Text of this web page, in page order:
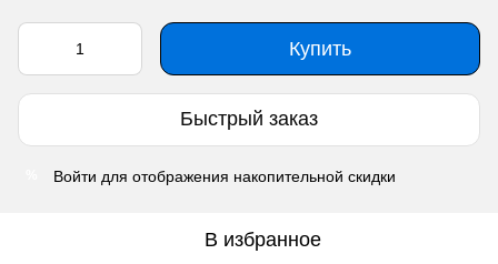
Купить
Быстрый заказ
Войти для отображения накопительной скидки
В избранное